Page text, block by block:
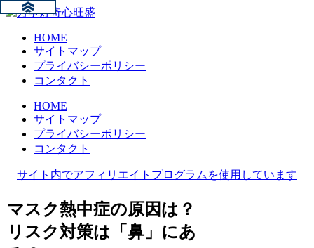
HOME
サイトマップ
プライバシーポリシー
コンタクト
HOME
サイトマップ
プライバシーポリシー
コンタクト
サイト内でアフィリエイトプログラムを使用しています
マスク熱中症の原因は？
リスク対策は「鼻」にあ